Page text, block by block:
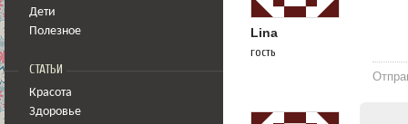
Дети
Полезное
СТАТЬИ
Красота
Здоровье
Lina
гость